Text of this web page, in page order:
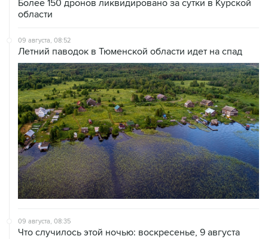
Более 150 дронов ликвидировано за сутки в Курской
области
09 августа, 08:52
Летний паводок в Тюменской области идет на спад
09 августа, 08:35
Что случилось этой ночью: воскресенье, 9 августа